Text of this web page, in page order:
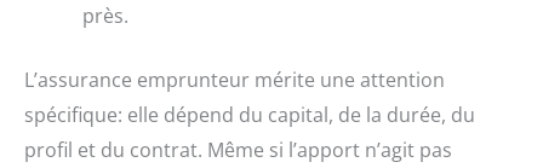
près.
L’assurance emprunteur mérite une attention
spécifique: elle dépend du capital, de la durée, du
profil et du contrat. Même si l’apport n’agit pas